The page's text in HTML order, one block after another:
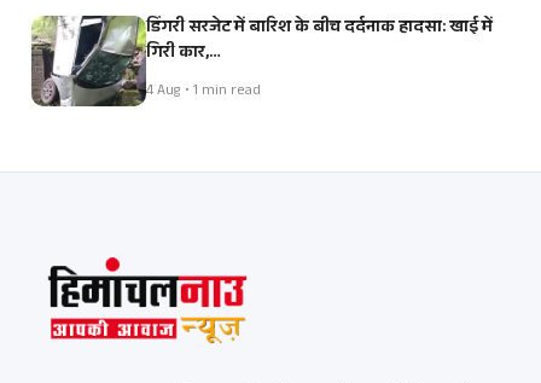
डिंगरी सरजेट में बारिश के बीच दर्दनाक हादसा: खाई में
गिरी कार,…
4 Aug • 1 min read